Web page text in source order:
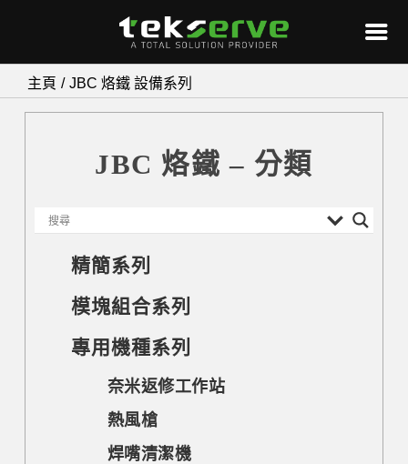
Skip
to
主頁 JBC 烙鐵 設備系列
JBC 烙鐵 – 分類
精簡系列
模塊組合系列
專用機種系列
奈米返修工作站
熱風槍
焊嘴清潔機